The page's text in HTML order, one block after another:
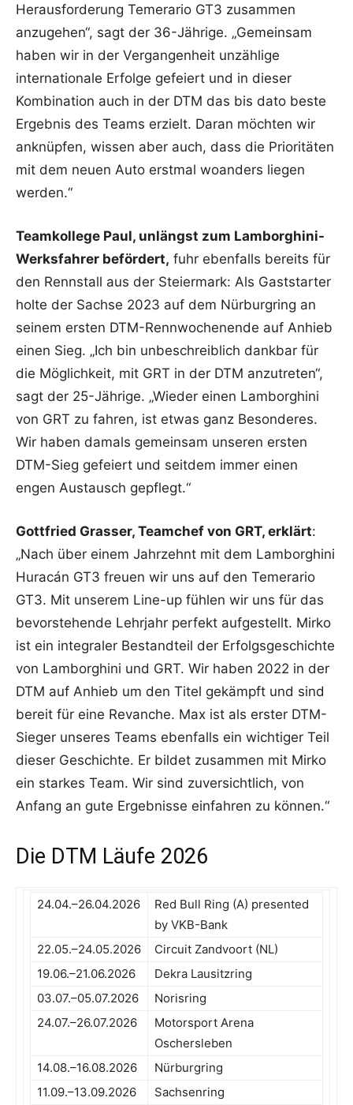
Herausforderung Temerario GT3 zusammen
anzugehen“, sagt der 36-Jährige. „Gemeinsam
haben wir in der Vergangenheit unzählige
internationale Erfolge gefeiert und in dieser
Kombination auch in der DTM das bis dato beste
Ergebnis des Teams erzielt. Daran möchten wir
anknüpfen, wissen aber auch, dass die Prioritäten
mit dem neuen Auto erstmal woanders liegen
werden.“
Teamkollege Paul, unlängst zum Lamborghini-
Werksfahrer befördert, fuhr ebenfalls bereits für
den Rennstall aus der Steiermark: Als Gaststarter
holte der Sachse 2023 auf dem Nürburgring an
seinem ersten DTM-Rennwochenende auf Anhieb
einen Sieg. „Ich bin unbeschreiblich dankbar für
die Möglichkeit, mit GRT in der DTM anzutreten“,
sagt der 25-Jährige. „Wieder einen Lamborghini
von GRT zu fahren, ist etwas ganz Besonderes.
Wir haben damals gemeinsam unseren ersten
DTM-Sieg gefeiert und seitdem immer einen
engen Austausch gepflegt.“
Gottfried Grasser, Teamchef von GRT, erklärt:
„Nach über einem Jahrzehnt mit dem Lamborghini
Huracán GT3 freuen wir uns auf den Temerario
GT3. Mit unserem Line-up fühlen wir uns für das
bevorstehende Lehrjahr perfekt aufgestellt. Mirko
ist ein integraler Bestandteil der Erfolgsgeschichte
von Lamborghini und GRT. Wir haben 2022 in der
DTM auf Anhieb um den Titel gekämpft und sind
bereit für eine Revanche. Max ist als erster DTM-
Sieger unseres Teams ebenfalls ein wichtiger Teil
dieser Geschichte. Er bildet zusammen mit Mirko
ein starkes Team. Wir sind zuversichtlich, von
Anfang an gute Ergebnisse einfahren zu können.“
Die DTM Läufe 2026
24.04.–26.04.2026
Red Bull Ring (A) presented
by VKB-Bank
22.05.–24.05.2026
Circuit Zandvoort (NL)
19.06.–21.06.2026
Dekra Lausitzring
03.07.–05.07.2026
Norisring
24.07.–26.07.2026
Motorsport Arena
Oschersleben
14.08.–16.08.2026
Nürburgring
11.09.–13.09.2026
Sachsenring